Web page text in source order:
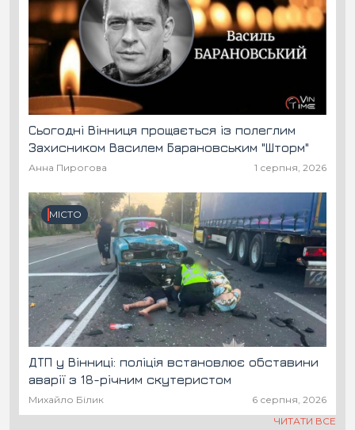
Сьогодні Вінниця прощається із полеглим
Захисником Василем Барановським "Шторм"
Анна Пирогова 1 серпня, 2026
МІСТО
ДТП у Вінниці: поліція встановлює обставини
аварії з 18-річним скутеристом
Михайло Білик
6 серпня, 2026
ЧИТАТИ ВСЕ